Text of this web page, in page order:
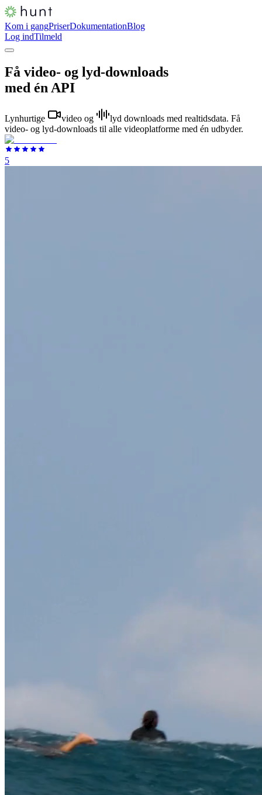
Kom i gangPriserDokumentationBlog
Log indTilmeld
Få video- og lyd-downloads
med én API
Lynhurtige video og lyd downloads med realtidsdata. Få
video- og lyd-downloads til alle videoplatforme med én udbyder.
5